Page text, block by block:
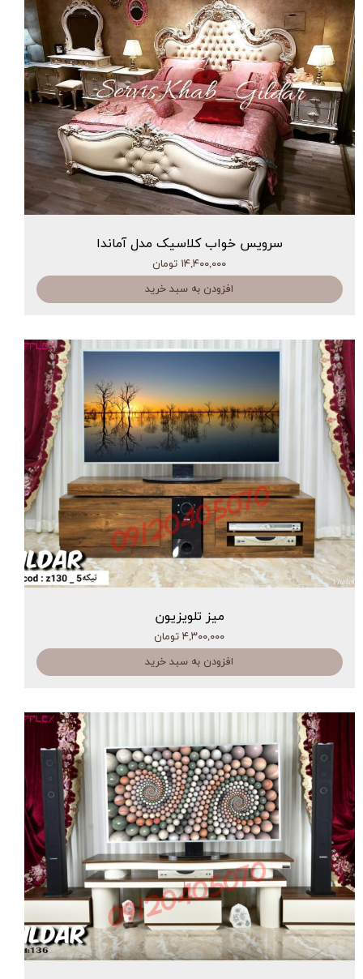
سرویس خواب کلاسیک مدل آماندا
۱۴,۴۰۰,۰۰۰ تومان
افزودن به سبد خرید
میز تلویزیون
۴,۳۰۰,۰۰۰ تومان
افزودن به سبد خرید